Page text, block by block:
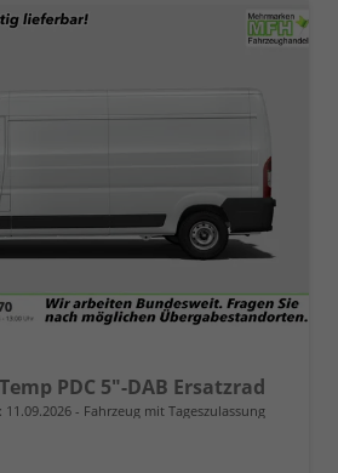
PDC 5"-DAB Ersatzrad
11.09.2026 Fahrzeug mit Tageszulassung